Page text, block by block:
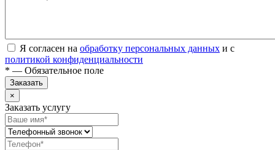
Я согласен на обработку персональных данных и с
политикой конфиденциальности
* — Обязательное поле
Заказать
×
Заказать услугу